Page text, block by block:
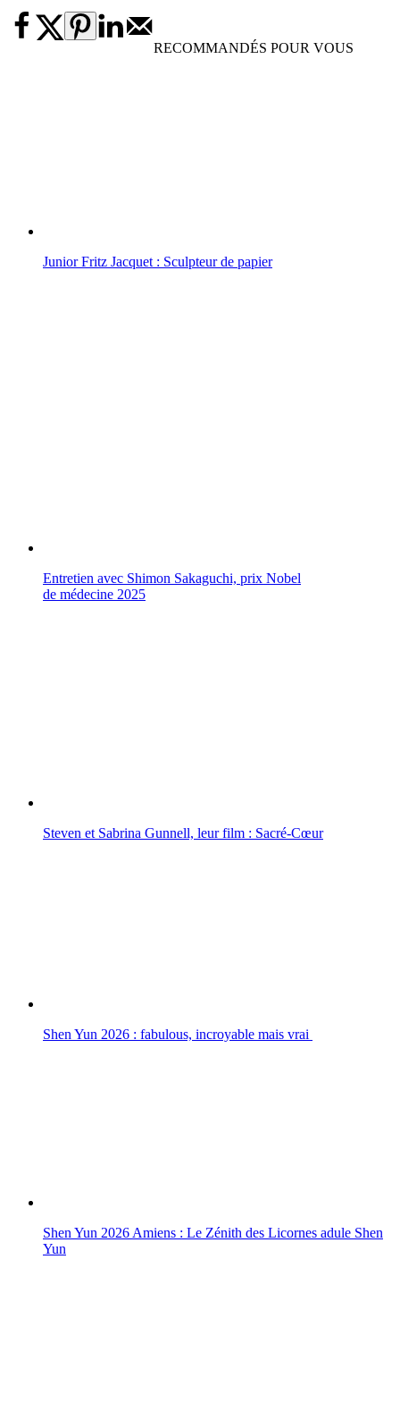
RECOMMANDÉS POUR VOUS
Junior Fritz Jacquet : Sculpteur de papier
Entretien avec Shimon Sakaguchi, prix Nobel
de médecine 2025
Steven et Sabrina Gunnell, leur film : Sacré-Cœur
Shen Yun 2026 : fabulous, incroyable mais vrai
Shen Yun 2026 Amiens : Le Zénith des Licornes adule Shen
Yun